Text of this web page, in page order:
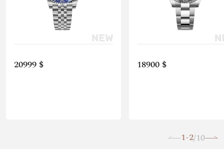
20999 $ 18900 $
1-2/10